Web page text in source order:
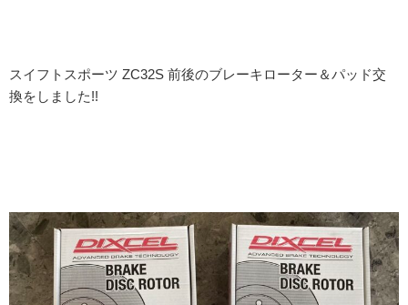
スイフトスポーツ ZC32S 前後のブレーキローター＆パッド交
換をしました!!